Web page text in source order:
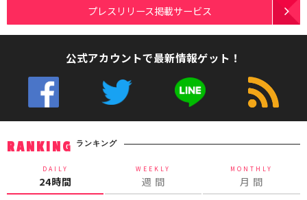
プレスリリース掲載サービス
公式アカウントで最新情報ゲット！
RANKING ランキング
DAILY
24時間
WEEKLY
週 間
MONTHLY
月 間